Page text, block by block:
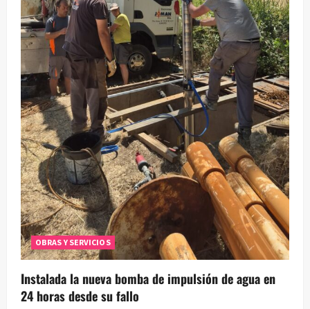
OBRAS Y SERVICIOS
Instalada la nueva bomba de impulsión de agua en
24 horas desde su fallo